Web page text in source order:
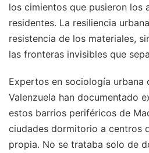
los cimientos que pusieron los
residentes. La resiliencia
resistencia de los materiales,
las fronteras invisibles que
Expertos en sociología urbana
Valenzuela han documentado
estos barrios periféricos de
ciudades dormitorio a centros
propia. No se trataba solo de